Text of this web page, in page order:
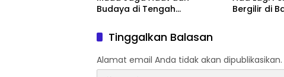
Budaya di Tengah
Bergilir di
Tinggalkan Balasan
Alamat email Anda tidak akan dipublikasikan.